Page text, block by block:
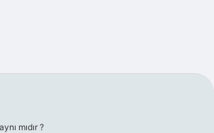
mıdır ?